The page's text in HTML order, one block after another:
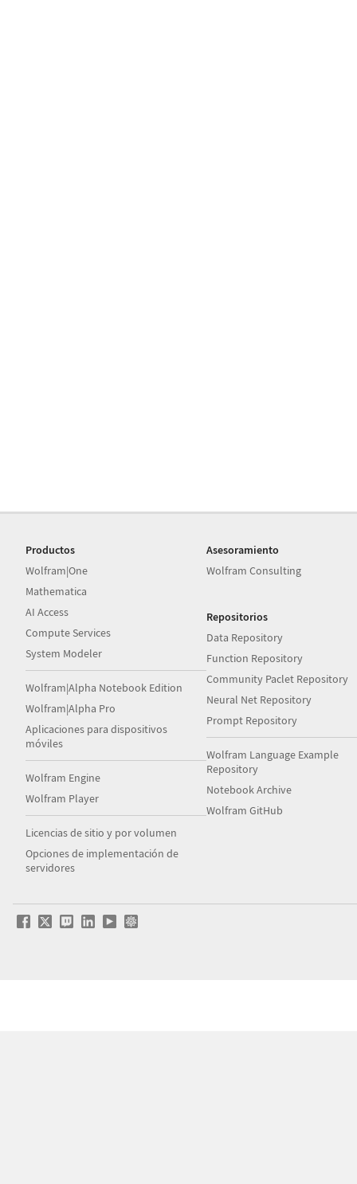
Productos
Wolfram|One
Mathematica
AI Access
Compute Services
System Modeler
Wolfram|Alpha Notebook Edition
Wolfram|Alpha Pro
Aplicaciones para dispositivos
móviles
Wolfram Engine
Wolfram Player
Licencias de sitio y por volumen
Opciones de implementación de
servidores
Asesoramiento
Wolfram Consulting
Repositorios
Data Repository
Function Repository
Community Paclet Repository
Neural Net Repository
Prompt Repository
Wolfram Language Example
Repository
Notebook Archive
Wolfram GitHub